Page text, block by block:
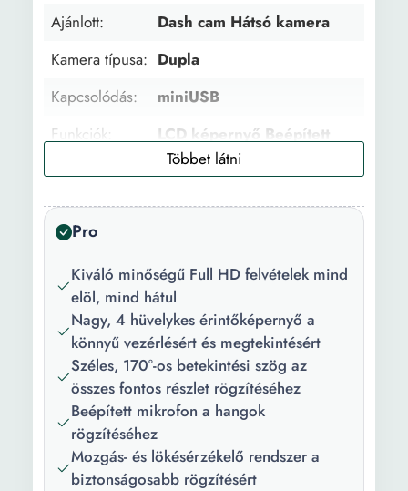
Ajánlott:
Dash cam Hátsó kamera
Kamera típusa: Dupla
Kapcsolódás:
miniUSB
Funkciók:
LCD képernyő Beépített
mikrofon Mozgásérzékelő
Beépített akkumulátor
Hang- és videofelvétel
kikapcsolás G szenzor
Parkolás figyelés Éjszakai
mód Loop felvétel WDR
funkció Folytonos felvétel
Night Vision Éjszakai
forgatás Auto-Start
Mozgásérzékelés
1080P Full HD G -
érzékelő Éjszakai látás
Pro
Kiváló minőségű Full HD felvételek mind
elöl, mind hátul
Nagy, 4 hüvelykes érintőképernyő a
könnyű vezérlésért és megtekintésért
Széles, 170°-os betekintési szög az
összes fontos részlet rögzítéséhez
Beépített mikrofon a hangok
rögzítéséhez
Mozgás- és lökésérzékelő rendszer a
biztonságosabb rögzítésért